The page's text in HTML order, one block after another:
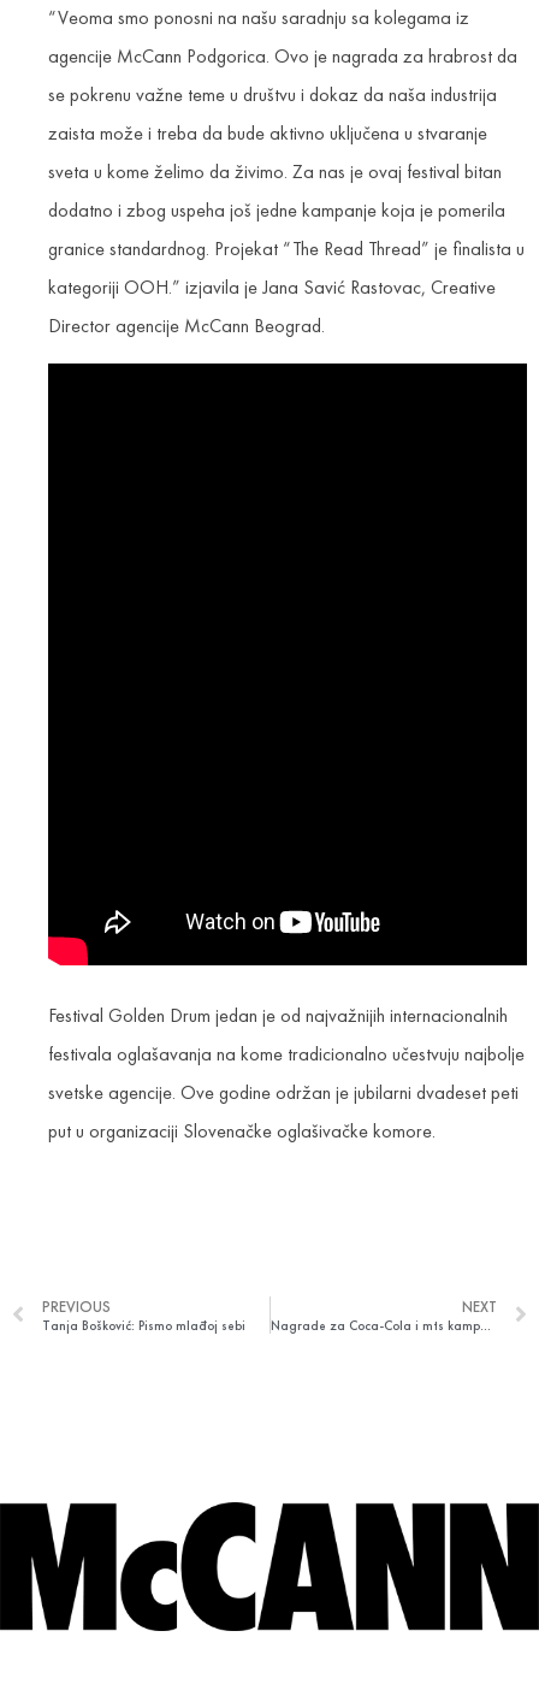
“Veoma smo ponosni na našu saradnju sa kolegama iz
agencije McCann Podgorica. Ovo je nagrada za hrabrost da
se pokrenu važne teme u društvu i dokaz da naša industrija
zaista može i treba da bude aktivno uključena u stvaranje
sveta u kome želimo da živimo. Za nas je ovaj festival bitan
dodatno i zbog uspeha još jedne kampanje koja je pomerila
granice standardnog. Projekat “The Read Thread” je finalista u
kategoriji OOH.” izjavila je Jana Savić Rastovac, Creative
Director agencije McCann Beograd.
Festival Golden Drum jedan je od najvažnijih internacionalnih
festivala oglašavanja na kome tradicionalno učestvuju najbolje
svetske agencije. Ove godine održan je jubilarni dvadeset peti
put u organizaciji Slovenačke oglašivačke komore.
PREVIOUS
Tanja Bošković: Pismo mlađoj sebi
NEXT
Nagrade za Coca-Cola i mts kampanje na Kaktus festivalu